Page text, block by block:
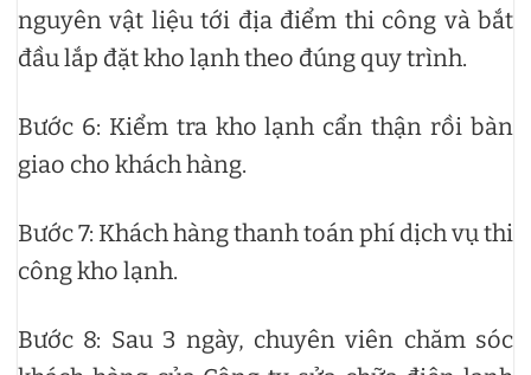
nguyên vật liệu tới địa điểm thi công và bắt
đầu lắp đặt kho lạnh theo đúng quy trình.
Bước 6: Kiểm tra kho lạnh cẩn thận rồi bàn
giao cho khách hàng.
Bước 7: Khách hàng thanh toán phí dịch vụ thi
công kho lạnh.
Bước 8: Sau 3 ngày, chuyên viên chăm sóc